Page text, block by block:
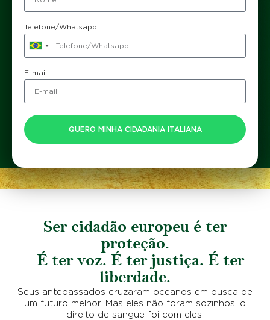
Telefone/Whatsapp
Brazil
E-mail
QUERO MINHA CIDADANIA ITALIANA
Ser cidadão europeu é ter
proteção.
É tervoz. É terjustiça. É ter
liberdade.
Seus antepassados cruzaram oceanos em busca de
um futuro melhor. Mas eles não foram sozinhos: o
direito de sangue foi com eles.